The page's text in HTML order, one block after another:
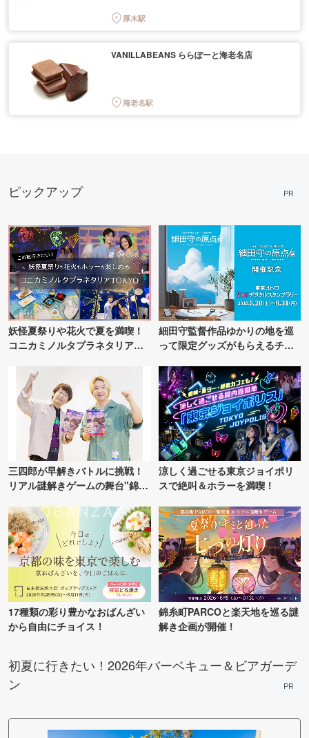
厚木駅
VANILLABEANS ららぽーと海老名店
海老名駅
ピックアップ PR
妖怪夏祭りや花火で夏を満喫！
コニカミノルタプラネタリア
細田守監督作品ゆかりの地を巡
って限定グッズがもらえるチャ
三四郎が早解きバトルに挑戦！
リアル謎解きゲームの舞台"錦糸
涼しく過ごせる東京ジョイポリ
スで絶叫＆ホラーを満喫！
17種類の彩り豊かなおばんざい
から自由にチョイス！
錦糸町PARCOと楽天地を巡る謎
解き企画が開催！
初夏に行きたい！2026年バーベキュー＆ビアガーデ
ン
PR